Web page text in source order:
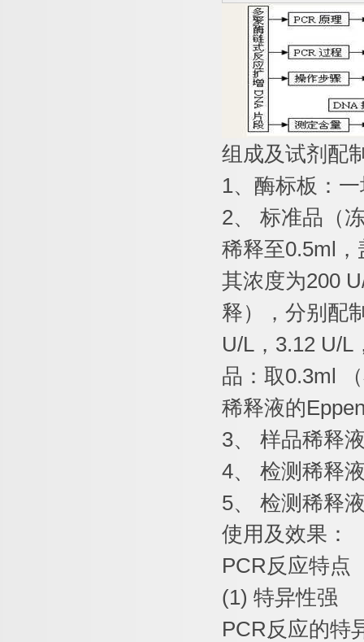
组成及试剂配
1、酶标板：
2、
标准品（
稀释至0.5ml
其浓度为200
释），分别配
U/L ， 3.12 U/L
品：取0.3ml
稀释液的
3、 样品稀释
4、 检测稀释
5、
检测稀释
使用及效果：
PCR反应特点
(1) 特异性强
PCR反应的特